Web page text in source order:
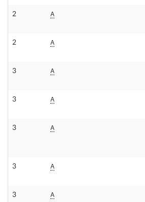
2 A
2 A
3 A
3 A
3 A
3 A
3 A